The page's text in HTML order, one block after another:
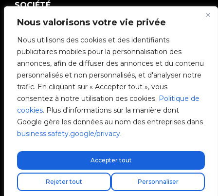
Nous valorisons votre vie privée
Nous utilisons des cookies et des identifiants
publicitaires mobiles pour la personnalisation des
annonces, afin de diffuser des annonces et du contenu
personnalisés et non personnalisés, et d'analyser notre
trafic. En cliquant sur « Accepter tout », vous
consentez à notre utilisation des cookies. Politique de
cookies. Plus d'informations sur la manière dont
Google gère les données au nom des entreprises dans
business.safety.google/privacy.
Personnaliser
Rejeter tout
Accepter tout
SOCIÉTÉ
e-Chargers
V2C Cloud
V2C Payments
Blog
Livraison express gratuite !
V2C © 2026 All rights reserved.